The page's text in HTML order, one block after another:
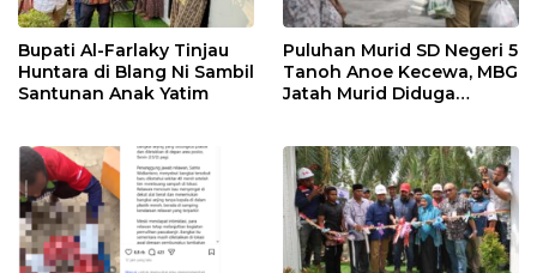
Bupati Al-Farlaky Tinjau
Huntara di Blang Ni Sambil
Santunan Anak Yatim
Puluhan Murid SD Negeri 5
Tanoh Anoe Kecewa, MBG
Jatah Murid Diduga